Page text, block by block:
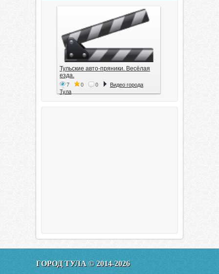
Тульские авто-пряники. Весёлая
езда.
7 0 0
Видео города
Тула
00:20:11
Эфир от 11.01.2016 (19.35) Тула
ГОРОД ТУЛА © 2014-2026